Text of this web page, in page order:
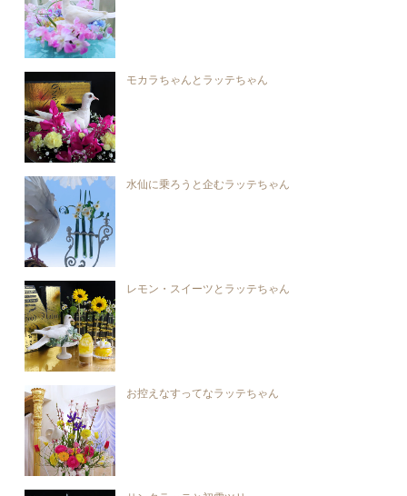
モカラちゃんとラッテちゃん
水仙に乗ろうと企むラッテちゃん
レモン・スイーツとラッテちゃん
お控えなすってなラッテちゃん